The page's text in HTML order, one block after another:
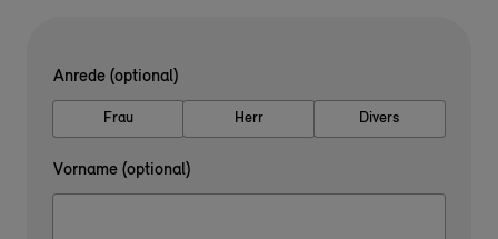
Anrede (optional)
Frau Herr Divers
Vorname (optional)